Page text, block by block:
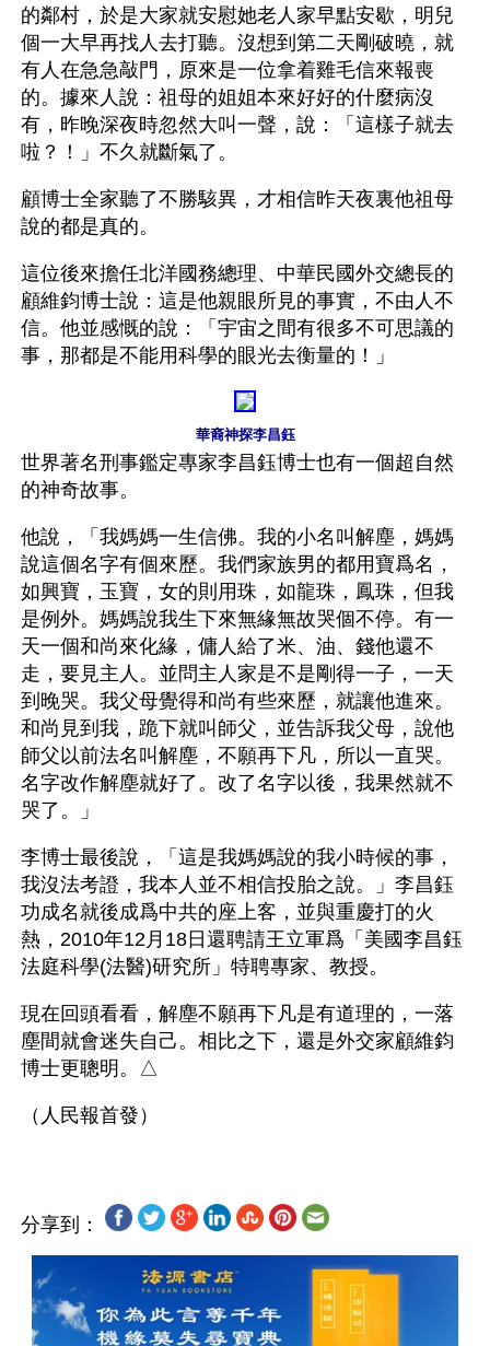
的鄰村，於是大家就安慰她老人家早點安歇，明兒
個一大早再找人去打聽。沒想到第二天剛破曉，就
有人在急急敲門，原來是一位拿着雞毛信來報喪
的。據來人說：祖母的姐姐本來好好的什麼病沒
有，昨晚深夜時忽然大叫一聲，說：「這樣子就去
啦？！」不久就斷氣了。
顧博士全家聽了不勝駭異，才相信昨天夜裏他祖母
說的都是真的。
這位後來擔任北洋國務總理、中華民國外交總長的
顧維鈞博士說：這是他親眼所見的事實，不由人不
信。他並感慨的說：「宇宙之間有很多不可思議的
事，那都是不能用科學的眼光去衡量的！」
華裔神探李昌鈺
世界著名刑事鑑定專家李昌鈺博士也有一個超自然
的神奇故事。
他說，「我媽媽一生信佛。我的小名叫解塵，媽媽
說這個名字有個來歷。我們家族男的都用寶爲名，
如興寶，玉寶，女的則用珠，如龍珠，鳳珠，但我
是例外。媽媽說我生下來無緣無故哭個不停。有一
天一個和尚來化緣，傭人給了米、油、錢他還不
走，要見主人。並問主人家是不是剛得一子，一天
到晚哭。我父母覺得和尚有些來歷，就讓他進來。
和尚見到我，跪下就叫師父，並告訴我父母，說他
師父以前法名叫解塵，不願再下凡，所以一直哭。
名字改作解塵就好了。改了名字以後，我果然就不
哭了。」
李博士最後說，「這是我媽媽說的我小時候的事，
我沒法考證，我本人並不相信投胎之說。」李昌鈺
功成名就後成爲中共的座上客，並與重慶打的火
熱，2010年12月18日還聘請王立軍爲「美國李昌鈺
法庭科學(法醫)研究所」特聘專家、教授。
現在回頭看看，解塵不願再下凡是有道理的，一落
塵間就會迷失自己。相比之下，還是外交家顧維鈞
博士更聰明。△
分享到：